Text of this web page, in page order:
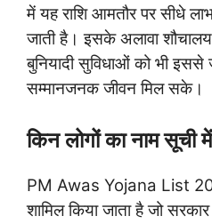
में यह राशि आमतौर पर सीधे
जाती है। इसके अलावा
बुनियादी सुविधाओं को भी इससे
सम्मानजनक जीवन मिल सके।
किन लोगों का नाम सूची
PM Awas Yojana List
शामिल किया जाता है जो सरकार